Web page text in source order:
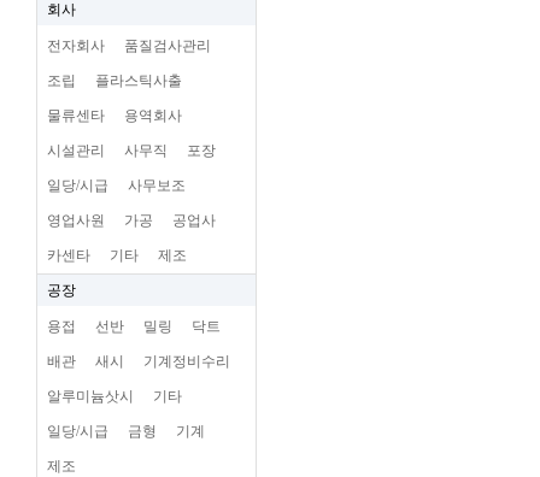
회사
전자회사 품질검사관리
조립 플라스틱사출
물류센타 용역회사
시설관리 사무직 포장
일당/시급 사무보조
영업사원 가공 공업사
카센타 기타 제조
공장
용접 선반 밀링 닥트
배관 새시 기계정비수리
알루미늄삿시 기타
일당/시급 금형 기계
제조